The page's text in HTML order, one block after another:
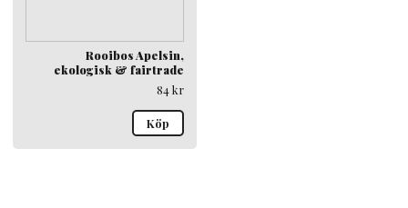
Rooibos Apelsin,
ekologisk & fairtrade
84kr
Köp